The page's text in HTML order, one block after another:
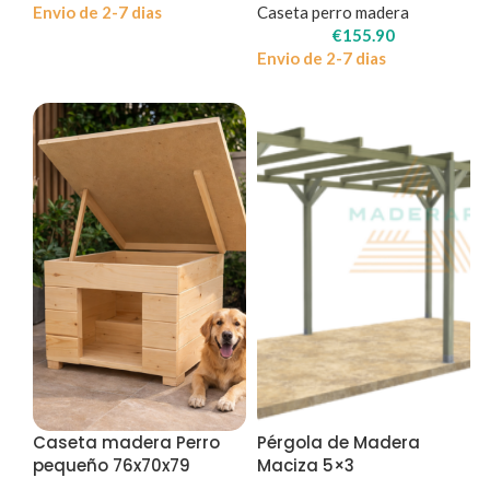
Envio de 2-7 dias
Caseta perro madera
€155.90
Envio de 2-7 dias
Caseta madera Perro
pequeño 76x70x79
Pérgola de Madera
Maciza 5×3